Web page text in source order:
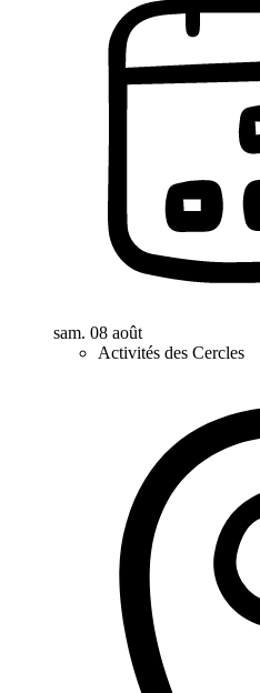
sam. 08 août
Activités des Cercles